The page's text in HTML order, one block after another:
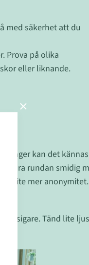
med säkerhet att du
Prova på olika
eller liknande.
kan det
bara rundan smidig
lite mer
Tänd lite